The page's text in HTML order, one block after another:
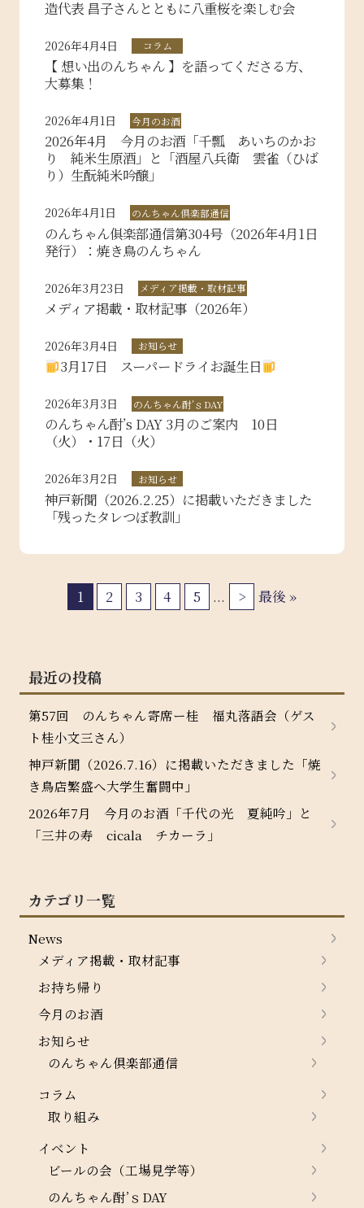
造代表 昌子さんとともに八重桜を楽しむ会
2026年4月4日 コラム
【 想い出のんちゃん 】を語ってくださる方、
大募集！
2026年4月1日 今月のお酒
2026年4月 今月のお酒「千瓢 あいちのかお
り 純米生原酒」と「酒屋八兵衛 雲雀（ひば
り）生酛純米吟醸」
2026年4月1日 のんちゃん倶楽部通信
のんちゃん俱楽部通信第304号（2026年4月1日
発行）：焼き鳥のんちゃん
2026年3月23日 メディア掲載・取材記事
メディア掲載・取材記事（2026年）
2026年3月4日 お知らせ
3月17日 スーパードライお誕生日
2026年3月3日 のんちゃん酎’ｓDAY
のんちゃん酎’s DAY 3月のご案内 10日
（火）・17日（火）
2026年3月2日 お知らせ
神戸新聞（2026.2.25）に掲載いただきました
「残ったタレつぼ教訓」
1 2 3 4 5 ... > 最後 »
最近の投稿
第57回 のんちゃん寄席ー桂 福丸落語会（ゲス
ト桂小文三さん）
神戸新聞（2026.7.16）に掲載いただきました「焼
き鳥店繁盛へ大学生奮闘中」
2026年7月 今月のお酒「千代の光 夏純吟」と
「三井の寿 cicala チカーラ」
カテゴリ一覧
News
メディア掲載・取材記事
お持ち帰り
今月のお酒
お知らせ
のんちゃん倶楽部通信
コラム
取り組み
イベント
ビールの会（工場見学等）
のんちゃん酎’ｓDAY